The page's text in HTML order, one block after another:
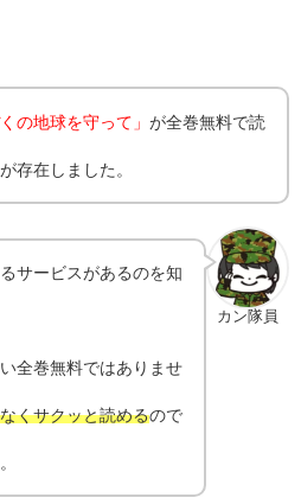
くの地球を守って」が全巻無料で読
存在しました。
カン隊員
サービスがあるのを知
全巻無料ではありませ
くサクッと読めるので